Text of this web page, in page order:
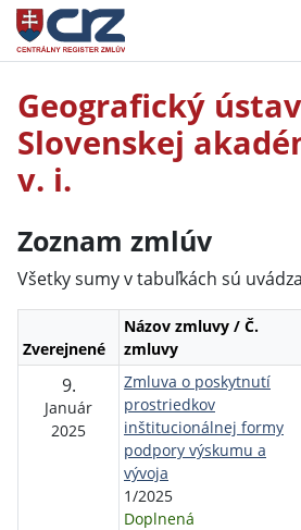
Geografický ústav
Slovenskej
v. i.
Zoznam zmlúv
Všetky sumy v tabuľkách sú
Zverejnené
Názov zmluvy / Č.
zmluvy
9.
Január
2025
Zmluva o poskytnutí
prostriedkov
inštitucionálnej formy
podpory výskumu a
vývoja
1/2025
Doplnená